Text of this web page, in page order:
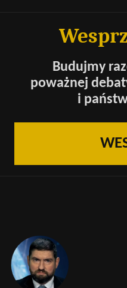
Budujmy
poważnej
i